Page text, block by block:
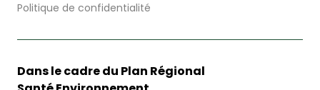
Politique de confidentialité
Dans le cadre du Plan Régional